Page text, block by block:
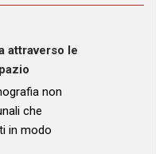
attraverso le
non
che
in modo